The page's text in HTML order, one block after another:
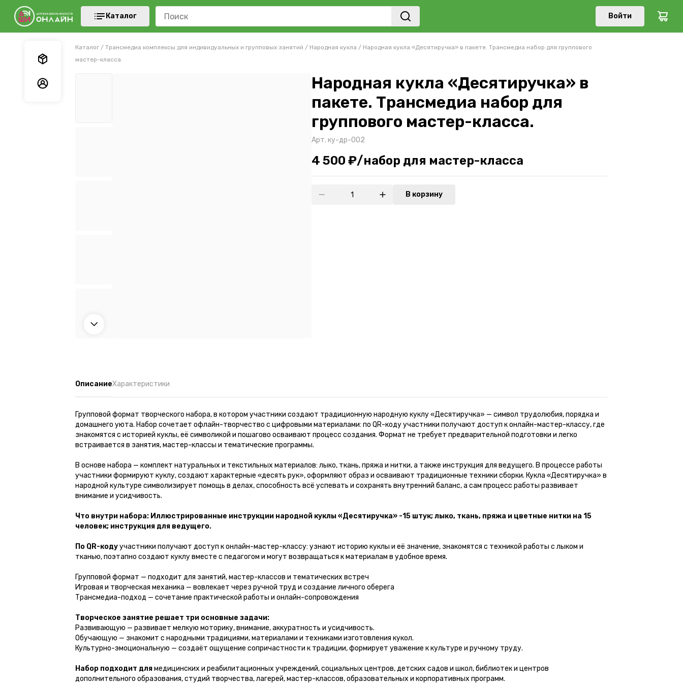
Каталог Войти
Мои заказы
Каталог / Трансмедиа комплексы для индивидуальных и групповых занятий / Народная кукла / Народная кукла «Десятиручка» в пакете. Трансмедиа набор для группового
мастер-класса.
Народная кукла «Десятиручка» в
пакете. Трансмедиа набор для
группового мастер-класса.
Арт. ку-др-002
4 500 ₽/набор для мастер-класса
В корзину
ОписаниеХарактеристики
Групповой формат творческого набора, в котором участники создают традиционную народную куклу «Десятиручка» — символ трудолюбия, порядка и
домашнего уюта. Набор сочетает офлайн-творчество с цифровыми материалами: по QR-коду участники получают доступ к онлайн-мастер-классу, где
знакомятся с историей куклы, её символикой и пошагово осваивают процесс создания. Формат не требует предварительной подготовки и легко
встраивается в занятия, мастер-классы и тематические программы.
В основе набора — комплект натуральных и текстильных материалов: лыко, ткань, пряжа и нитки, а также инструкция для ведущего. В процессе работы
участники формируют куклу, создают характерные «десять рук», оформляют образ и осваивают традиционные техники сборки. Кукла «Десятиручка» в
народной культуре символизирует помощь в делах, способность всё успевать и сохранять внутренний баланс, а сам процесс работы развивает
внимание и усидчивость.
Что внутри набора: Иллюстрированные инструкции народной куклы «Десятиручка» -15 штук; лыко, ткань, пряжа и цветные нитки на 15
человек; инструкция для ведущего.
По QR-кодуучастники получают доступ к онлайн-мастер-классу: узнают историю куклы и её значение, знакомятся с техникой работы с лыком и
тканью, поэтапно создают куклу вместе с педагогом и могут возвращаться к материалам в удобное время.
Групповой формат — подходит для занятий, мастер-классов и тематических встреч
Игровая и творческая механика — вовлекает через ручной труд и создание личного оберега
Трансмедиа-подход — сочетание практической работы и онлайн-сопровождения
Творческое занятие решает три основные задачи:
Развивающую — развивает мелкую моторику, внимание, аккуратность и усидчивость.
Обучающую — знакомит с народными традициями, материалами и техниками изготовления кукол.
Культурно-эмоциональную — создаёт ощущение сопричастности к традиции, формирует уважение к культуре и ручному труду.
Набор подходит длямедицинских и реабилитационных учреждений, социальных центров, детских садов и школ, библиотек и центров
дополнительного образования, студий творчества, лагерей, мастер-классов, образовательных и корпоративных программ.